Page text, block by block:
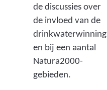
r
de discussies over
de invloed van de
drinkwaterwinning
en bij een aantal
Natura2000-
gebieden.